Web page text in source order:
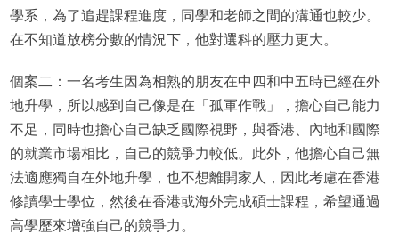
學系，為了追趕課程進度，同學和老師之間的溝通也較少。
在不知道放榜分數的情況下，他對選科的壓力更大。
個案二：一名考生因為相熟的朋友在中四和中五時已經在外
地升學，所以感到自己像是在「孤軍作戰」，擔心自己能力
不足，同時也擔心自己缺乏國際視野，與香港、內地和國際
的就業市場相比，自己的競爭力較低。此外，他擔心自己無
法適應獨自在外地升學，也不想離開家人，因此考慮在香港
修讀學士學位，然後在香港或海外完成碩士課程，希望通過
高學歷來增強自己的競爭力。